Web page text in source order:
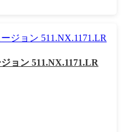
ョン 511.NX.1171.LR